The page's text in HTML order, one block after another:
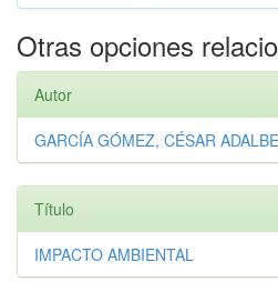
Otras opciones
Autor
GARCÍA GÓMEZ, CÉSAR
Título
IMPACTO AMBIENTAL